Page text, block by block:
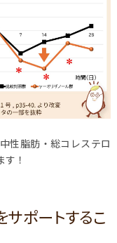
性脂肪・総コレステロ
！
ポートするこ